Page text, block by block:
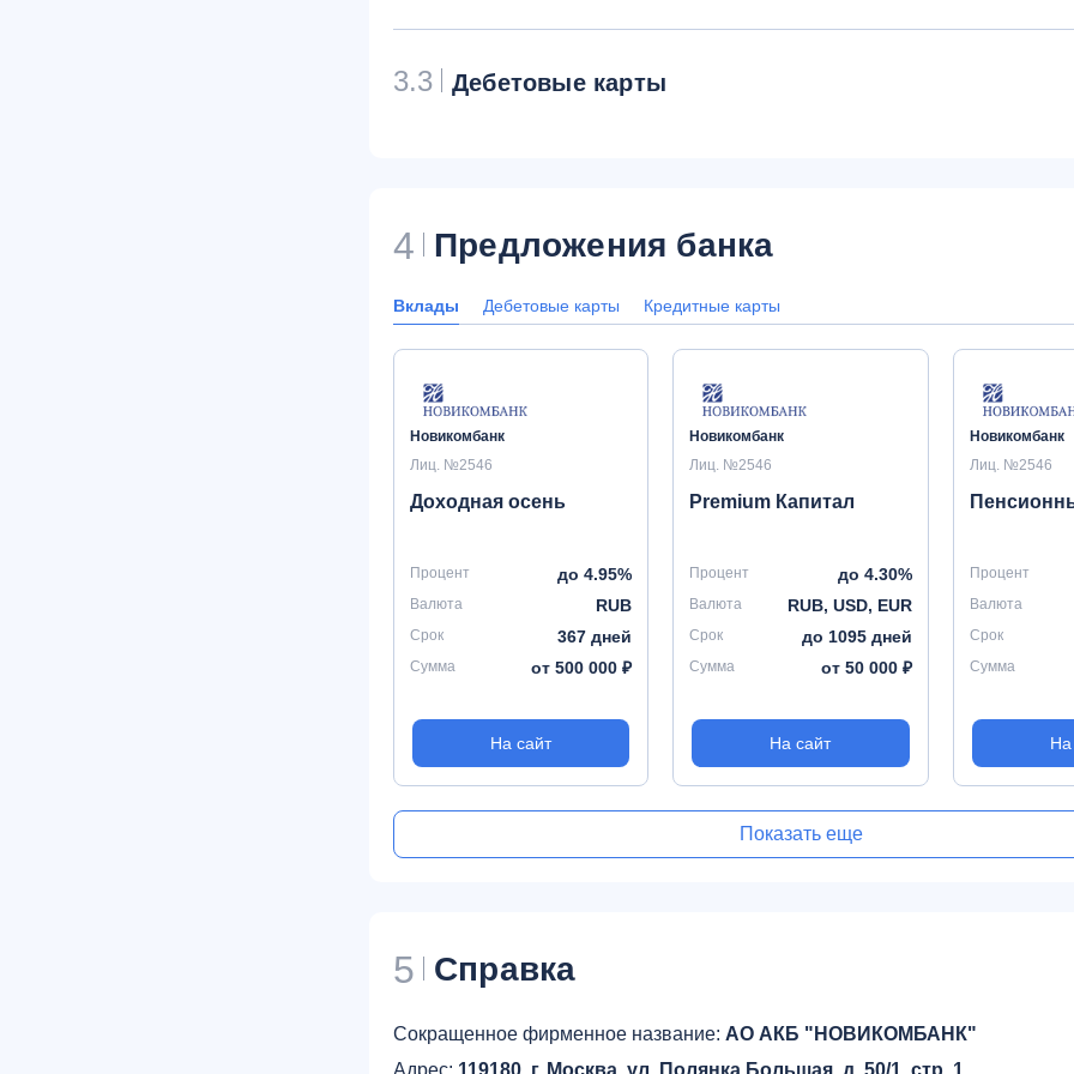
3.3 Дебетовые карты
4 Предложения банка
Вклады Дебетовые карты Кредитные карты
Новикомбанк
Лиц. №2546
Доходная осень
Процент до 4.95%
Валюта RUB
Срок 367 дней
Сумма от 500 000 ₽
На сайт
Новикомбанк
Лиц. №2546
Premium Капитал
Процент до 4.30%
Валюта RUB, USD, EUR
Срок до 1095 дней
Сумма от 50 000 ₽
На сайт
Новикомбанк
Лиц. №2546
Процент
Валюта
Срок
Сумма
На
Показать еще
5 Справка
Сокращенное фирменное название: АО АКБ "НОВИКОМБАНК"
Адрес: 119180, г. Москва, ул. Полянка Большая, д. 50/1, стр. 1